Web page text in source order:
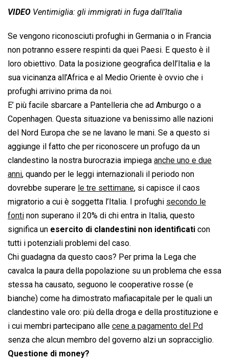
VIDEO Ventimiglia: gli immigrati in fuga dall’Italia
Se vengono riconosciuti profughi in Germania o in Francia
non potranno essere respinti da quei Paesi. E questo è il
loro obiettivo. Data la posizione geografica dell’Italia e la
sua vicinanza all’Africa e al Medio Oriente è ovvio che i
profughi arrivino prima da noi.
E’ più facile sbarcare a Pantelleria che ad Amburgo o a
Copenhagen. Questa situazione va benissimo alle nazioni
del Nord Europa che se ne lavano le mani. Se a questo si
aggiunge il fatto che per riconoscere un profugo da un
clandestino la nostra burocrazia impiega anche uno e due
anni, quando per le leggi internazionali il periodo non
dovrebbe superare le tre settimane, si capisce il caos
migratorio a cui è soggetta l’Italia. I profughi secondo le
fonti non superano il 20% di chi entra in Italia, questo
significa un esercito di clandestini non identificati con
tutti i potenziali problemi del caso.
Chi guadagna da questo caos? Per prima la Lega che
cavalca la paura della popolazione su un problema che essa
stessa ha causato, seguono le cooperative rosse (e
bianche) come ha dimostrato mafiacapitale per le quali un
clandestino vale oro: più della droga e della prostituzione e
i cui membri partecipano alle cene a pagamento del Pd
senza che alcun membro del governo alzi un sopracciglio.
Questione di money?